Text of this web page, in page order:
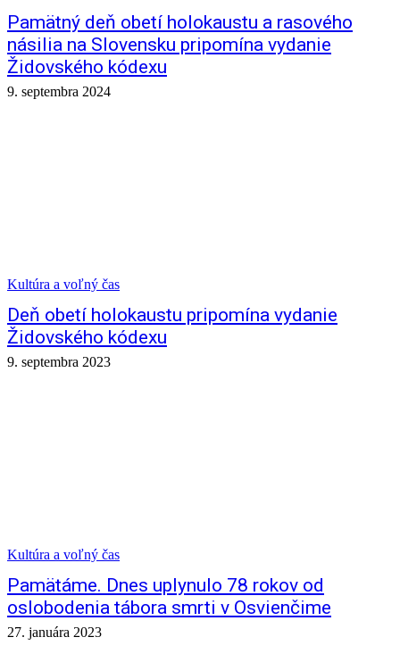
Pamätný deň obetí holokaustu a rasového
násilia na Slovensku pripomína vydanie
Židovského kódexu
9. septembra 2024
Kultúra a voľný čas
Deň obetí holokaustu pripomína vydanie
Židovského kódexu
9. septembra 2023
Kultúra a voľný čas
Pamätáme. Dnes uplynulo 78 rokov od
oslobodenia tábora smrti v Osvienčime
27. januára 2023